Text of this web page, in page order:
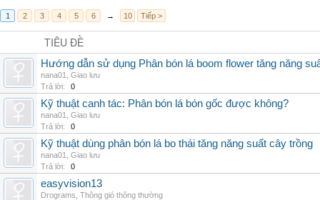
1 2 3 4 5 6 → 10 Tiếp >
TIÊU ĐỀ
Hướng dẫn sử dụng Phân bón lá boom flower tăng năng
nana01
Giao lưu
Trả lời:
0
Kỹ thuật canh tác: Phân bón lá bón gốc được không?
nana01
Giao lưu
Trả lời:
0
Kỹ thuật dùng phân bón lá bo thái tăng năng suất cây trồng
nana01
Giao lưu
Trả lời:
0
easyvision13
Drograms Thông gió thông thường